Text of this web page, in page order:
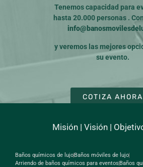
Tenemos capacidad para
hasta 20.000 personas .
y veremos las mejores
su evento.
COTIZA AHORA
Misión| Visión|
Baños químicos de lujoBaños móviles de lujo
Arriendo de baños químicos para eventos Baños